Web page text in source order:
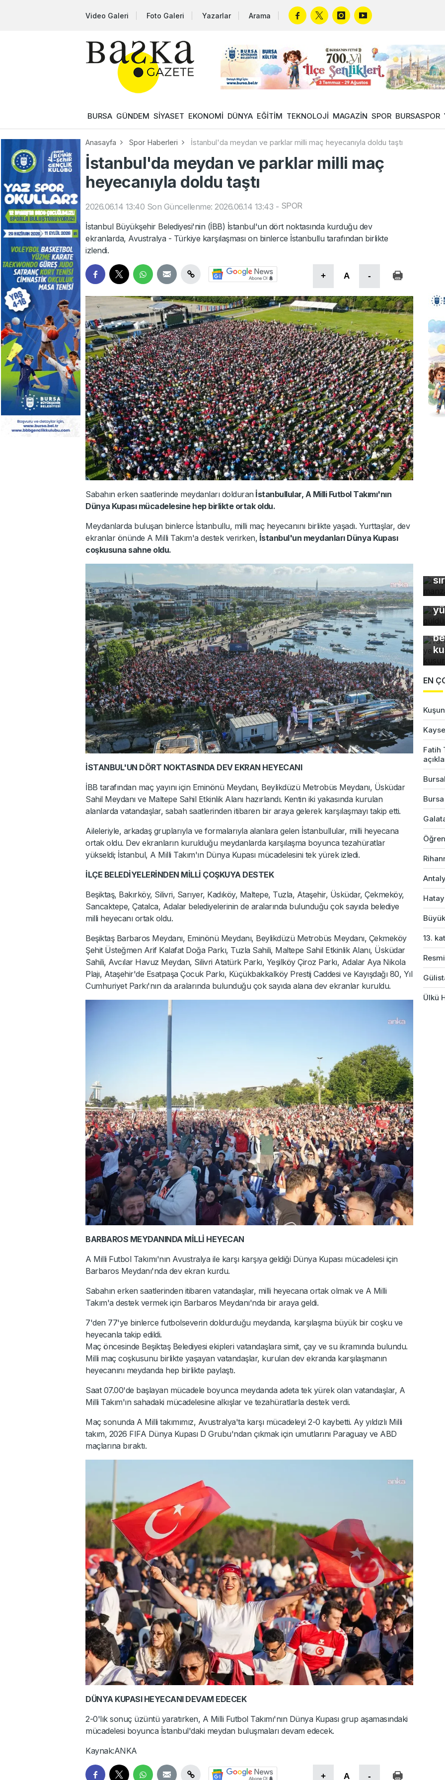
Video Galeri Foto Galeri Yazarlar Arama
BURSA GÜNDEM SİYASET EKONOMİ DÜNYA EĞİTİM TEKNOLOJİ MAGAZİN SPOR BURSASPOR
Anasayfa Spor Haberleri İstanbul'da meydan ve parklar milli maç heyecanıyla doldu taştı
İstanbul'da meydan ve parklar milli maç
heyecanıyla doldu taştı
2026.06.14 13:40 Son Güncellenme: 2026.06.14 13:43 - SPOR
İstanbul Büyükşehir Belediyesi'nin (İBB) İstanbul'un dört noktasında kurduğu dev
ekranlarda, Avustralya - Türkiye karşılaşması on binlerce İstanbullu tarafından birlikte
izlendi.
+ A -
Sabahın erken saatlerinde meydanları dolduran İstanbullular, A Milli Futbol Takımı'nın
Dünya Kupası mücadelesine hep birlikte ortak oldu.
Meydanlarda buluşan binlerce İstanbullu, milli maç heyecanını birlikte yaşadı. Yurttaşlar, dev
ekranlar önünde A Milli Takım'a destek verirken, İstanbul'un meydanları Dünya Kupası
coşkusuna sahne oldu.
İSTANBUL'UN DÖRT NOKTASINDA DEV EKRAN HEYECANI
İBB tarafından maç yayını için Eminönü Meydanı, Beylikdüzü Metrobüs Meydanı, Üsküdar
Sahil Meydanı ve Maltepe Sahil Etkinlik Alanı hazırlandı. Kentin iki yakasında kurulan
alanlarda vatandaşlar, sabah saatlerinden itibaren bir araya gelerek karşılaşmayı takip etti.
Aileleriyle, arkadaş gruplarıyla ve formalarıyla alanlara gelen İstanbullular, milli heyecana
ortak oldu. Dev ekranların kurulduğu meydanlarda karşılaşma boyunca tezahüratlar
yükseldi; İstanbul, A Milli Takım'ın Dünya Kupası mücadelesini tek yürek izledi.
İLÇE BELEDİYELERİNDEN MİLLİ ÇOŞKUYA DESTEK
Beşiktaş, Bakırköy, Silivri, Sarıyer, Kadıköy, Maltepe, Tuzla, Ataşehir, Üsküdar, Çekmeköy,
Sancaktepe, Çatalca, Adalar belediyelerinin de aralarında bulunduğu çok sayıda belediye
milli heyecanı ortak oldu.
Beşiktaş Barbaros Meydanı, Eminönü Meydanı, Beylikdüzü Metrobüs Meydanı, Çekmeköy
Şehit Üsteğmen Arif Kalafat Doğa Parkı, Tuzla Sahili, Maltepe Sahil Etkinlik Alanı, Üsküdar
Sahili, Avcılar Havuz Meydan, Silivri Atatürk Parkı, Yeşilköy Çiroz Parkı, Adalar Aya Nikola
Plajı, Ataşehir'de Esatpaşa Çocuk Parkı, Küçükbakkalköy Prestij Caddesi ve Kayışdağı 80, Yıl
Cumhuriyet Parkı'nın da aralarında bulunduğu çok sayıda alana dev ekranlar kuruldu.
BARBAROS MEYDANINDA MİLLİ HEYECAN
A Milli Futbol Takımı'nın Avustralya ile karşı karşıya geldiği Dünya Kupası mücadelesi için
Barbaros Meydanı'nda dev ekran kurdu.
Sabahın erken saatlerinden itibaren vatandaşlar, milli heyecana ortak olmak ve A Milli
Takım'a destek vermek için Barbaros Meydanı'nda bir araya geldi.
7'den 77'ye binlerce futbolseverin doldurduğu meydanda, karşılaşma büyük bir coşku ve
heyecanla takip edildi.
Maç öncesinde Beşiktaş Belediyesi ekipleri vatandaşlara simit, çay ve su ikramında bulundu.
Milli maç coşkusunu birlikte yaşayan vatandaşlar, kurulan dev ekranda karşılaşmanın
heyecanını meydanda hep birlikte paylaştı.
Saat 07.00'de başlayan mücadele boyunca meydanda adeta tek yürek olan vatandaşlar, A
Milli Takım'ın sahadaki mücadelesine alkışlar ve tezahüratlarla destek verdi.
Maç sonunda A Milli takımımız, Avustralya'ta karşı mücadeleyi 2-0 kaybetti. Ay yıldızlı Milli
takım, 2026 FIFA Dünya Kupası D Grubu'ndan çıkmak için umutlarını Paraguay ve ABD
maçlarına bıraktı.
DÜNYA KUPASI HEYECANI DEVAM EDECEK
2-0'lık sonuç üzüntü yaratırken, A Milli Futbol Takımı'nın Dünya Kupası grup aşamasındaki
mücadelesi boyunca İstanbul'daki meydan buluşmaları devam edecek.
Kaynak:ANKA
+ A -
EN
Fatih
13.
Ülkü